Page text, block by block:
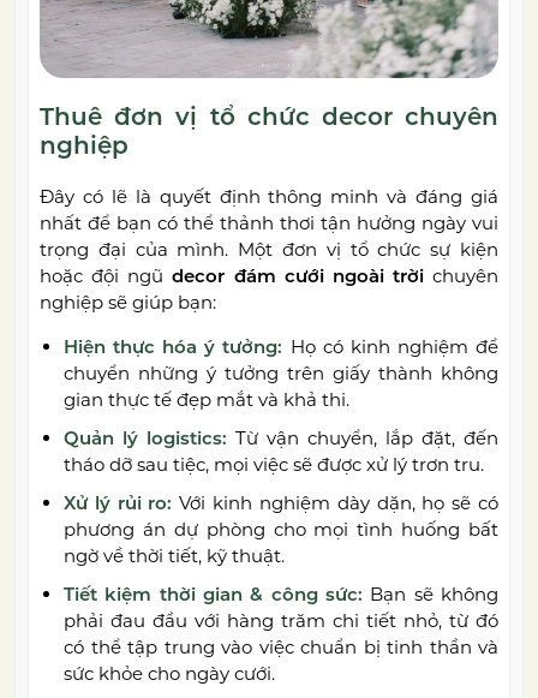
Thuê đơn vị tổ chức decor chuyên
nghiệp
Đây có lẽ là quyết định thông minh và đáng giá
nhất để bạn có thể thảnh thơi tận hưởng ngày vui
trọng đại của mình. Một đơn vị tổ chức sự kiện
hoặc đội ngũ decor đám cưới ngoài trờichuyên
nghiệp sẽ giúp bạn:
Hiện thực hóa ý tưởng: Họ có kinh nghiệm để
chuyển những ý tưởng trên giấy thành không
gian thực tế đẹp mắt và khả thi.
Quản lý logistics: Từ vận chuyển, lắp đặt, đến
tháo dỡ sau tiệc, mọi việc sẽ được xử lý trơn tru.
Xử lý rủi ro: Với kinh nghiệm dày dặn, họ sẽ có
phương án dự phòng cho mọi tình huống bất
ngờ về thời tiết, kỹ thuật.
Tiết kiệm thời gian & công sức: Bạn sẽ không
phải đau đầu với hàng trăm chi tiết nhỏ, từ đó
có thể tập trung vào việc chuẩn bị tinh thần và
sức khỏe cho ngày cưới.